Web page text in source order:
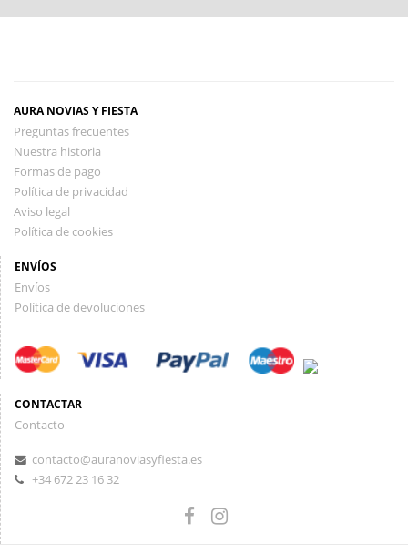
AURA NOVIAS Y FIESTA
Preguntas frecuentes
Nuestra historia
Formas de pago
Política de privacidad
Aviso legal
Política de cookies
ENVÍOS
Envíos
Política de devoluciones
CONTACTAR
Contacto
contacto@auranoviasyfiesta.es
+34 672 23 16 32